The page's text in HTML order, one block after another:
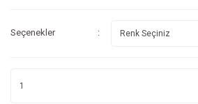
Seçenekler